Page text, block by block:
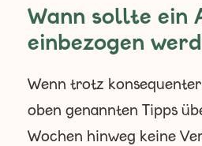
Wann sollte ein
einbezogen
Wenn trotz
oben genannten Tipps
Wochen hinweg keine